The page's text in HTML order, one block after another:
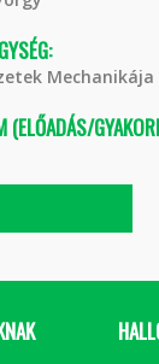
Mechanikája
(ELŐADÁS/